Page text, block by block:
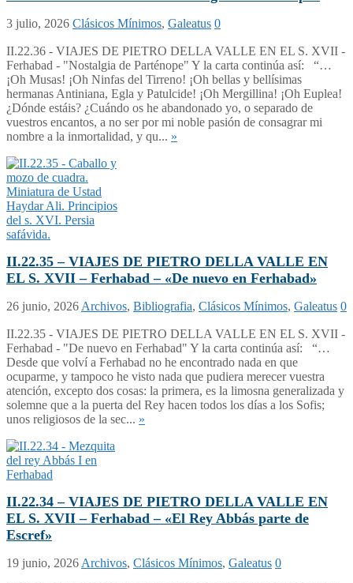
3 julio, 2026 Clásicos Mínimos, Galeatus 0
II.22.36 - VIAJES DE PIETRO DELLA VALLE EN EL S. XVII -
Ferhabad - "Nostalgia de Parténope" Y la carta continúa así: “…
¡Oh Musas! ¡Oh Ninfas del Tirreno! ¡Oh bellas y bellísimas
hermanas Antiniana, Egla y Patulcide! ¡Oh Mergillina! ¡Oh Euplea!
¿Dónde estáis? ¿Cuándo os he abandonado yo, o separado de
vuestros encantos, a no ser por mi noble pasión de consagrar mi
nombre a la inmortalidad, y qu... »
II.22.35 – VIAJES DE PIETRO DELLA VALLE EN
EL S. XVII – Ferhabad – «De nuevo en Ferhabad»
26 junio, 2026 Archivos, Bibliografia, Clásicos Mínimos, Galeatus 0
II.22.35 - VIAJES DE PIETRO DELLA VALLE EN EL S. XVII -
Ferhabad - "De nuevo en Ferhabad" Y la carta continúa así: “…
Desde que volví a Ferhabad no he encontrado nada en que
ocuparme, y tampoco he visto nada que pudiera merecer vuestra
atención, excepto dos cosas: la primera, es la limosna generalizada y
solemne que a la puerta del Rey hacen todos los días a los Sofis;
unos religiosos de la sec... »
II.22.34 – VIAJES DE PIETRO DELLA VALLE EN
EL S. XVII – Ferhabad – «El Rey Abbás parte de
Escref»
19 junio, 2026 Archivos, Clásicos Mínimos, Galeatus 0